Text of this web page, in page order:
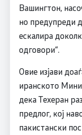
Вашингтон,
но предупреди
ескалира
одговори“.
Овие изјави
иранското
дека Техеран
предлог, кој
пакистански